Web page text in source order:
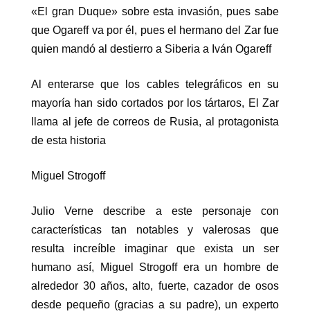
«El gran Duque» sobre esta invasión, pues sabe
que Ogareff va por él, pues el hermano del Zar fue
quien mandó al destierro a Siberia a Iván Ogareff
Al enterarse que los cables telegráficos en su
mayoría han sido cortados por los tártaros, El Zar
llama al jefe de correos de Rusia, al protagonista
de esta historia
Miguel Strogoff
Julio Verne describe a este personaje con
características tan notables y valerosas que
resulta increíble imaginar que exista un ser
humano así, Miguel Strogoff era un hombre de
alrededor 30 años, alto, fuerte, cazador de osos
desde pequeño (gracias a su padre), un experto